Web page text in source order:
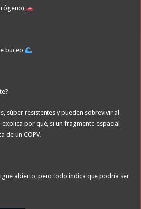
buceo
súper resistentes y pueden sobrevivir al
explica por qué, si un fragmento espacial
de un COPV.
abierto, pero todo indica que podría ser